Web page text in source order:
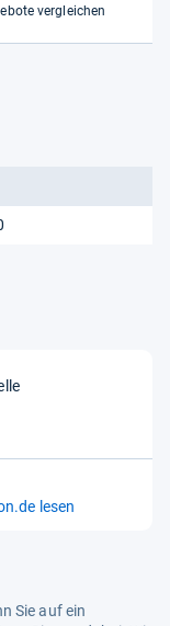
vergleichen
lesen
Sie auf ein